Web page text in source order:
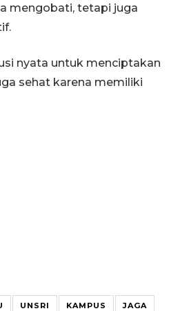
mengobati, tetapi juga
nyata untuk menciptakan
sehat karena memiliki
UNSRI KAMPUS JAGA